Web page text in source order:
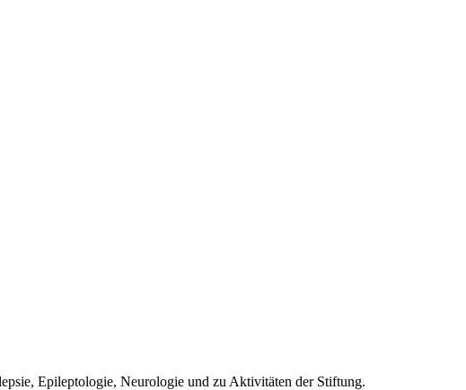
Epileptologie, Neurologie und zu Aktivitäten der Stiftung.